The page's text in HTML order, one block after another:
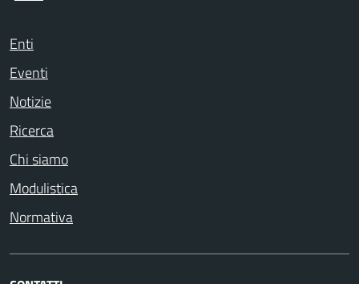
Enti
Eventi
Notizie
Ricerca
Chi siamo
Modulistica
Normativa